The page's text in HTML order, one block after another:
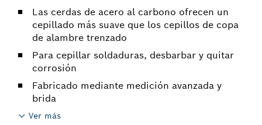
Las cerdas de acero al carbono ofrecen un
cepillado más suave que los cepillos de copa
de alambre trenzado
Para cepillar soldaduras, desbarbar y quitar
corrosión
Fabricado mediante medición avanzada y
brida
Ver más